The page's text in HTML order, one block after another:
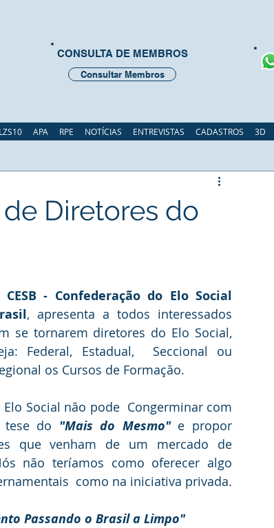
CONSULTA DE MEMBROS
Consultar Membros
Diretores do
CESB - Confederação do Elo Social
, apresenta a todos interessados
se tornarem diretores do Elo Social,
Federal, Estadual,  Seccional ou
os Cursos de Formação.
Elo Social não pode  Congerminar com
tese do "Mais do Mesmo" e propor
que venham de um mercado de
não teríamos como oferecer algo
como na iniciativa privada.
Passando o Brasil a Limpo"
LZS10 APA RPE NOTÍCIAS ENTREVISTAS CADASTROS 3D